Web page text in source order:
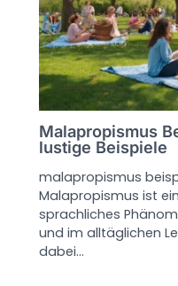
Malapropismus
lustige Beispiele
malapropismus
Malapropismus ist
sprachliches
und im alltäglichen
dabei…